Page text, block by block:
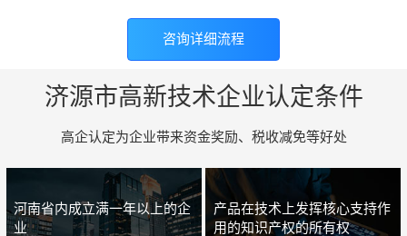
咨询详细流程
济源市高新技术企业认定条件
高企认定为企业带来资金奖励、税收减免等好处
河南省内成立满一年以上的企
业
产品在技术上发挥核心支持作
用的知识产权的所有权